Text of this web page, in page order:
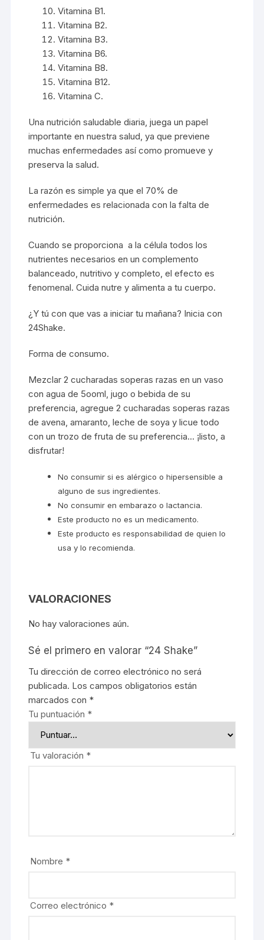
Vitamina B1.
Vitamina B2.
Vitamina B3.
Vitamina B6.
Vitamina B8.
Vitamina B12.
Vitamina C.
Una nutrición saludable diaria, juega un papel
importante en nuestra salud, ya que previene
muchas enfermedades así como promueve y
preserva la salud.
La razón es simple ya que el 70% de
enfermedades es relacionada con la falta de
nutrición.
Cuando se proporciona a la célula todos los
nutrientes necesarios en un complemento
balanceado, nutritivo y completo, el efecto es
fenomenal. Cuida nutre y alimenta a tu cuerpo.
¿Y tú con que vas a iniciar tu mañana? Inicia con
24Shake.
Forma de consumo.
Mezclar 2 cucharadas soperas razas en un vaso
con agua de 5ooml, jugo o bebida de su
preferencia, agregue 2 cucharadas soperas razas
de avena, amaranto, leche de soya y licue todo
con un trozo de fruta de su preferencia… ¡listo, a
disfrutar!
No consumir si es alérgico o hipersensible a
alguno de sus ingredientes.
No consumir en embarazo o lactancia.
Este producto no es un medicamento.
Este producto es responsabilidad de quien lo
usa y lo recomienda.
VALORACIONES
No hay valoraciones aún.
Sé el primero en valorar “24 Shake”
Tu dirección de correo electrónico no será
publicada. Los campos obligatorios están
marcados con *
Tu puntuación *
Tu valoración *
Nombre *
Correo electrónico *